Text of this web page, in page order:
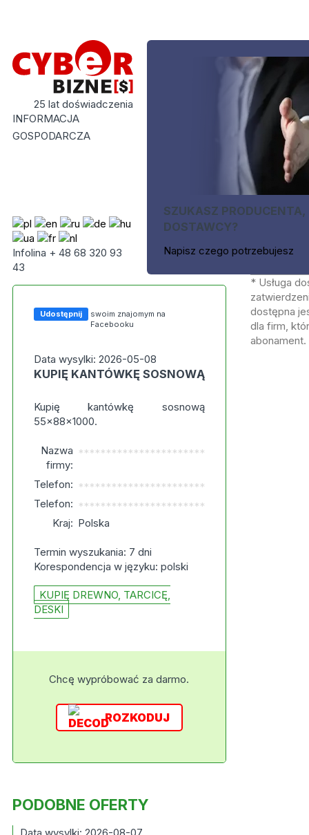
25 lat doświadczenia
INFORMACJA
GOSPODARCZA
Infolina + 48 68 320 93
43
SZUKASZ PRODUCENTA,
DOSTAWCY?
Napisz czego potrzebujesz
Udostępnij
swoim znajomym na
Facebooku
Data wysylki: 2026-05-08
KUPIĘ KANTÓWKĘ SOSNOWĄ
Kupię kantówkę sosnową
55x88x1000.
Nazwa
firmy:
***********************
Telefon: ***********************
Telefon: ***********************
Kraj: Polska
Termin wyszukania: 7 dni
Korespondencja w języku: polski
KUPIĘ DREWNO, TARCICĘ,
DESKI
Chcę wypróbować za darmo.
ROZKODUJ
* Usługa
dostępna
dla firm,
abonament.
PODOBNE OFERTY